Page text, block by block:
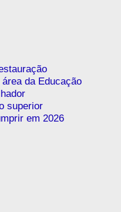
da Educação
superior
em 2026